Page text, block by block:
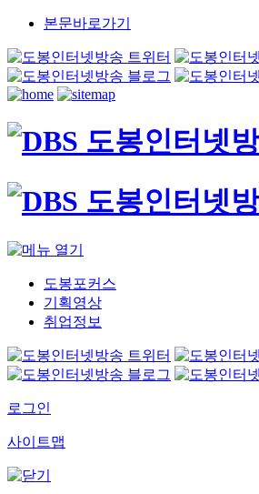
본문바로가기
도봉포커스
기획영상
취업정보
로그인
사이트맵